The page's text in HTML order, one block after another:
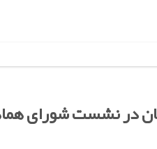
در نشست شورای